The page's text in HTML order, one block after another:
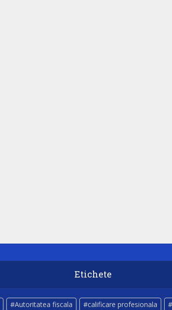
Etichete
Autoritatea fiscala calificare profesionala